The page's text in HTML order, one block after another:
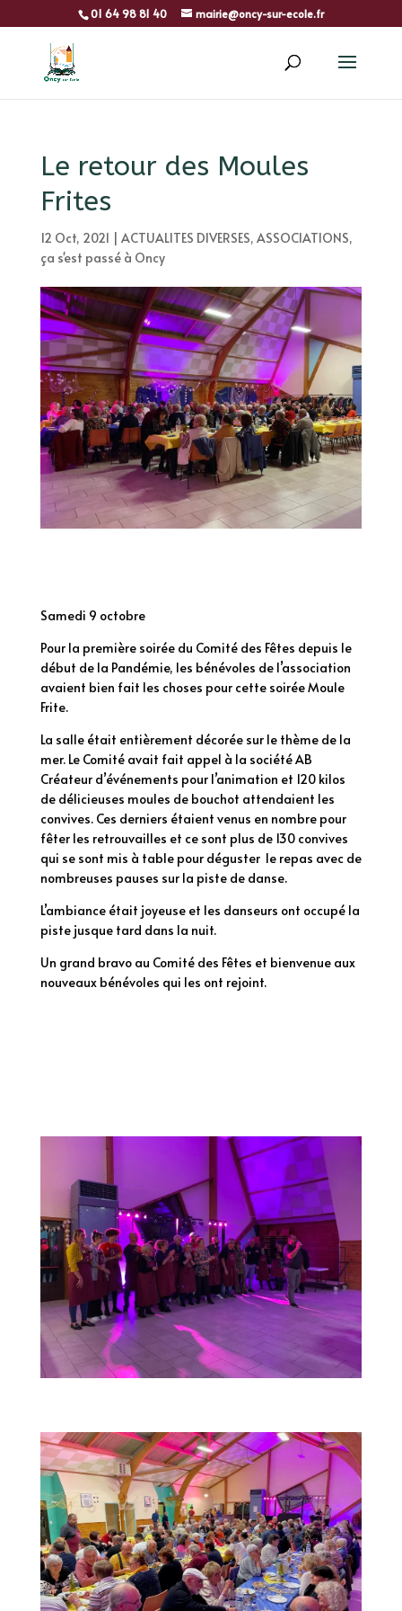
01 64 98 81 40 mairie@oncy-sur-ecole.fr
Le retour des Moules
Frites
12 Oct, 2021 | ACTUALITES DIVERSES, ASSOCIATIONS,
ça s'est passé à Oncy
Samedi 9 octobre
Pour la première soirée du Comité des Fêtes depuis le
début de la Pandémie, les bénévoles de l’association
avaient bien fait les choses pour cette soirée Moule
Frite.
La salle était entièrement décorée sur le thème de la
mer. Le Comité avait fait appel à la société AB
Créateur d’événements pour l’animation et 120 kilos
de délicieuses moules de bouchot attendaient les
convives. Ces derniers étaient venus en nombre pour
fêter les retrouvailles et ce sont plus de 130 convives
qui se sont mis à table pour déguster le repas avec de
nombreuses pauses sur la piste de danse.
L’ambiance était joyeuse et les danseurs ont occupé la
piste jusque tard dans la nuit.
Un grand bravo au Comité des Fêtes et bienvenue aux
nouveaux bénévoles qui les ont rejoint.